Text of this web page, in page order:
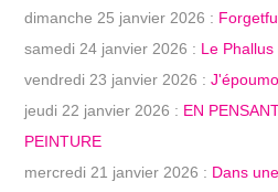
dimanche 25 janvier 2026 :
samedi 24 janvier 2026 : Le
vendredi 23 janvier 2026 :
jeudi 22 janvier 2026 : EN
PEINTURE
mercredi 21 janvier 2026 : Dans